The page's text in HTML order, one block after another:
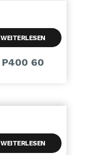
WEITERLESEN
P400 60
WEITERLESEN